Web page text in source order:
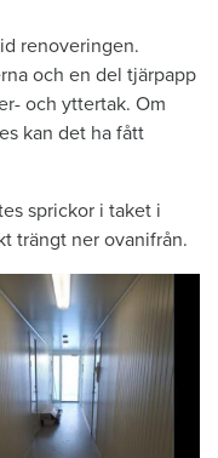
renoveringen.
och en del tjärpapp
och yttertak. Om
kan det ha fått
sprickor i taket i
trängt ner ovanifrån.